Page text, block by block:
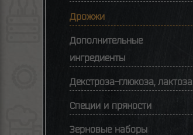
Дрожжи
Дополнительные
ингредиенты
Декстроза-глюкоза, лактоза
Специи и пряности
Зерновые наборы